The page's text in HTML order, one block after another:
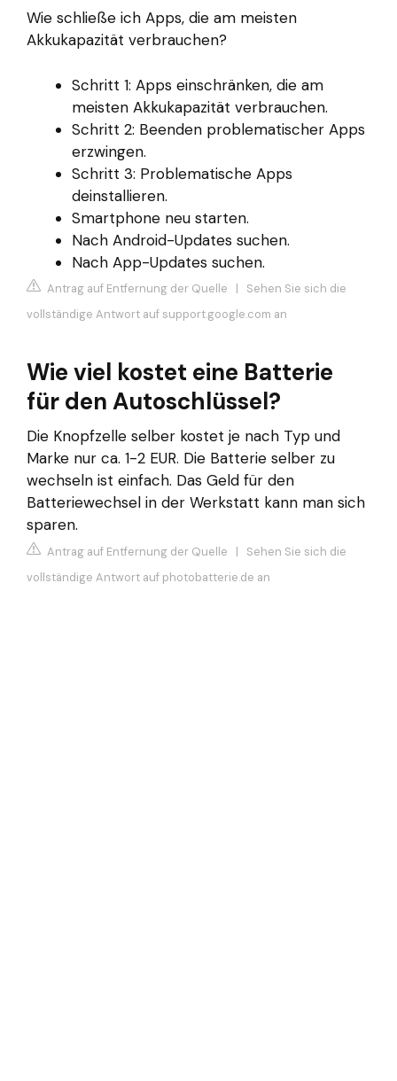
Wie schließe ich Apps, die am meisten
Akkukapazität verbrauchen?
Schritt 1: Apps einschränken, die am
meisten Akkukapazität verbrauchen.
Schritt 2: Beenden problematischer Apps
erzwingen.
Schritt 3: Problematische Apps
deinstallieren.
Smartphone neu starten.
Nach Android-Updates suchen.
Nach App-Updates suchen.
Antrag auf Entfernung der Quelle | Sehen Sie sich die
vollständige Antwort auf support.google.com an
Wie viel kostet eine Batterie
für den Autoschlüssel?
Die Knopfzelle selber kostet je nach Typ und
Marke nur ca. 1-2 EUR. Die Batterie selber zu
wechseln ist einfach. Das Geld für den
Batteriewechsel in der Werkstatt kann man sich
sparen.
Antrag auf Entfernung der Quelle | Sehen Sie sich die
vollständige Antwort auf photobatterie.de an